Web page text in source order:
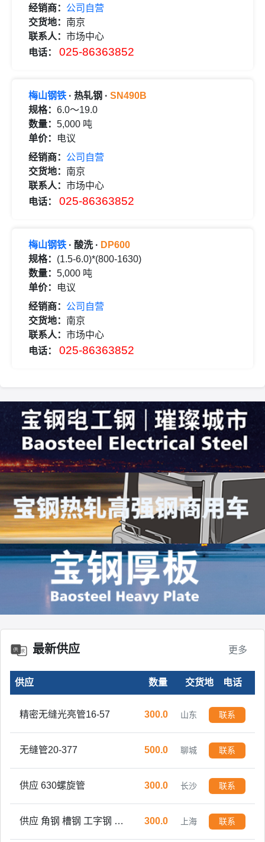
经销商： 公司自营
交货地： 南京
联系人： 市场中心
电话：
025-86363852
梅山钢铁 · 热轧钢 · SN490B
规格： 6.0～19.0
数量： 5,000 吨
单价：
电议
经销商： 公司自营
交货地： 南京
联系人： 市场中心
电话：
025-86363852
梅山钢铁 · 酸洗 · DP600
规格： (1.5-6.0)*(800-1630)
数量： 5,000 吨
单价：
电议
经销商： 公司自营
交货地： 南京
联系人： 市场中心
电话：
025-86363852
最新供应 更多
供应 数量 交货地 电话
镀铝锌板有色耐指纹
500.0 山东 联系
精密无缝光亮管16-57 300.0 山东 联系
无缝管20-377 500.0 聊城 联系
供应 630螺旋管 300.0 长沙 联系
300.0 上海 联系